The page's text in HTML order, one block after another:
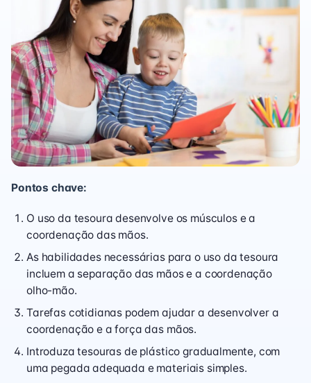
Pontos chave:
O uso da tesoura desenvolve os músculos e a
coordenação das mãos.
As habilidades necessárias para o uso da tesoura
incluem a separação das mãos e a coordenação
olho-mão.
Tarefas cotidianas podem ajudar a desenvolver a
coordenação e a força das mãos.
Introduza tesouras de plástico gradualmente, com
uma pegada adequada e materiais simples.